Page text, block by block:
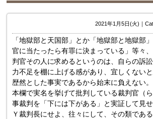
2021年1月5日(火)｜
「地獄部と天国部」とか「地獄部と地獄部
官に当たったら有罪に決まっている」等々
判官その人に求めるというのは、自らの訴
力不足を棚に上げる感があり、宜しくない
歴然とした事実であるから始末に負えない。
本欄で実名を挙げて批判している裁判官（
事裁判を「下には下がある」と実証して見
Ｙ裁判長にせよ、往々にして、その類であ